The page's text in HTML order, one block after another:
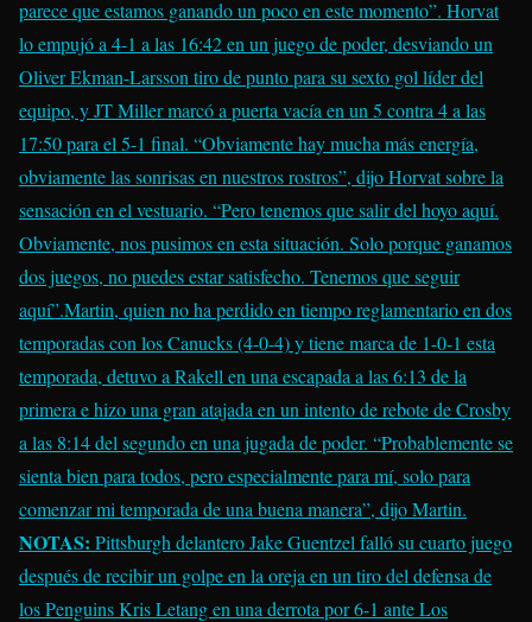
parece que estamos ganando un poco en este momento”. Horvat
lo empujó a 4-1 a las 16:42 en un juego de poder, desviando un
Oliver Ekman-Larsson tiro de punto para su sexto gol líder del
equipo, yJT Millermarcó a puerta vacía en un 5 contra 4 a las
17:50 para el 5-1 final. “Obviamente hay mucha más energía,
obviamente las sonrisas en nuestros rostros”, dijo Horvat sobre la
sensación en el vestuario. “Pero tenemos que salir del hoyo aquí.
Obviamente, nos pusimos en esta situación. Solo porque ganamos
dos juegos, no puedes estar satisfecho. Tenemos que seguir
aquí”.Martin, quien no ha perdido en tiempo reglamentario en dos
temporadas con los Canucks (4-0-4) y tiene marca de 1-0-1 esta
temporada, detuvo a Rakell en una escapada a las 6:13 de la
primera e hizo una gran atajada en un intento de rebote de Crosby
a las 8:14 del segundo en una jugada de poder. “Probablemente se
sienta bien para todos, pero especialmente para mí, solo para
comenzar mi temporada de una buena manera”, dijo Martin.
NOTAS: Pittsburgh delanteroJake Guentzel falló su cuarto juego
después de recibir un golpe en la oreja en un tiro del defensa de
los PenguinsKris Letangen una derrota por 6-1 ante Los